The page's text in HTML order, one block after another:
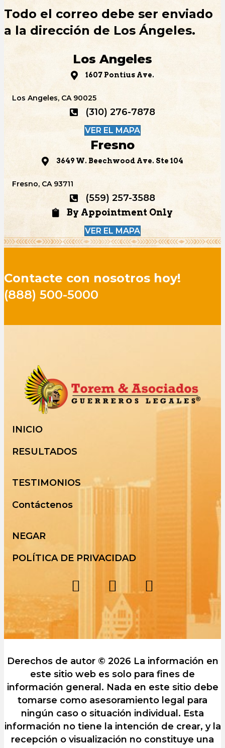
Todo el correo debe ser enviado
a la dirección de Los Ángeles.
Los Angeles
1607 Pontius Ave.
Los Angeles, CA 90025
(310) 276-7878
VER EL MAPA
Fresno
3649 W. Beechwood Ave. Ste 104
Fresno, CA 93711
(559) 257-3588
By Appointment Only
VER EL MAPA
Contacte con nosotros hoy!
(888) 500-5000
INICIO
RESULTADOS
TESTIMONIOS
Contáctenos
NEGAR
POLÍTICA DE PRIVACIDAD
Derechos de autor © 2026 La información en
este sitio web es solo para fines de
información general. Nada en este sitio debe
tomarse como asesoramiento legal para
ningún caso o situación individual. Esta
información no tiene la intención de crear, y la
recepción o visualización no constituye una